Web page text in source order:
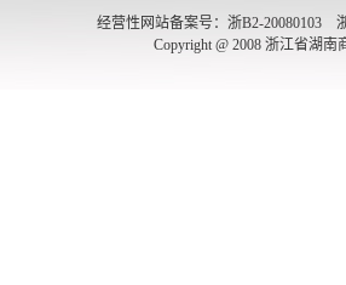
经营性网站备案号：浙B2-20080103
Copyright @ 2008 浙江省湖南